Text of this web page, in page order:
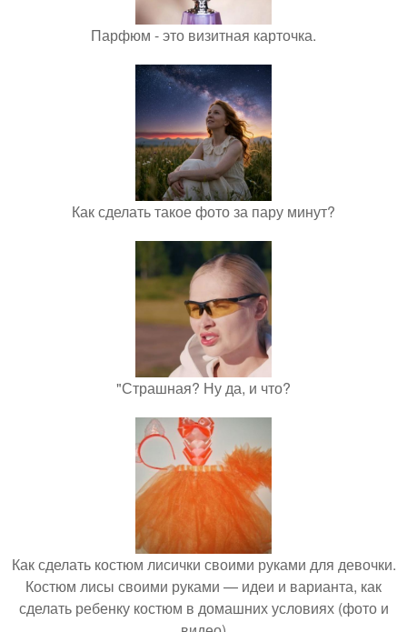
Парфюм - это визитная карточка.
Как сделать такое фото за пару минут?
"Страшная? Ну да, и что?
Как сделать костюм лисички своими руками для девочки.
Костюм лисы своими руками — идеи и варианта, как
сделать ребенку костюм в домашних условиях (фото и